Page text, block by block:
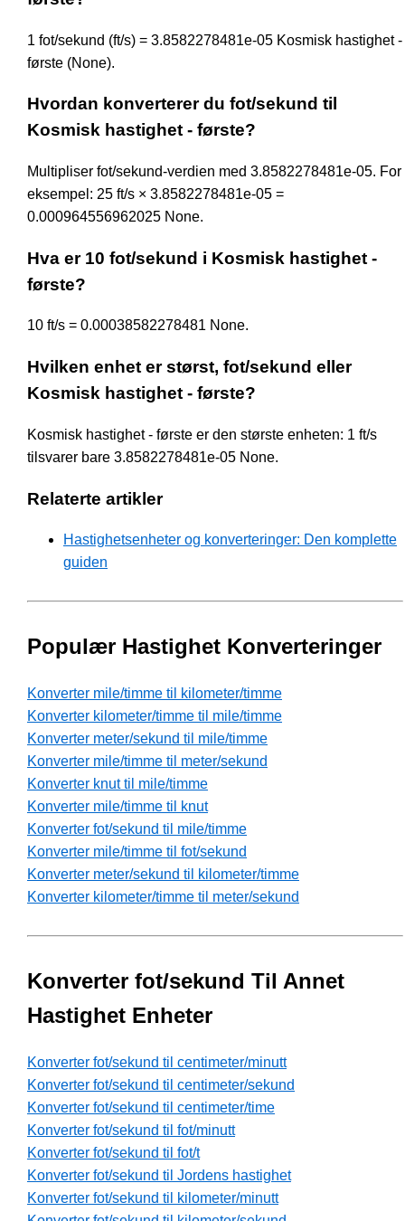
1 fot/sekund (ft/s) = 3.8582278481e-05 Kosmisk hastighet -
første (None).
Hvordan konverterer du fot/sekund til
Kosmisk hastighet - første?
Multipliser fot/sekund-verdien med 3.8582278481e-05. For
eksempel: 25 ft/s × 3.8582278481e-05 =
0.000964556962025 None.
Hva er 10 fot/sekund i Kosmisk hastighet -
første?
10 ft/s = 0.00038582278481 None.
Hvilken enhet er størst, fot/sekund eller
Kosmisk hastighet - første?
Kosmisk hastighet - første er den største enheten: 1 ft/s
tilsvarer bare 3.8582278481e-05 None.
Relaterte artikler
Hastighetsenheter og konverteringer: Den komplette
guiden
Populær Hastighet Konverteringer
Konverter mile/timme til kilometer/timme
Konverter kilometer/timme til mile/timme
Konverter meter/sekund til mile/timme
Konverter mile/timme til meter/sekund
Konverter knut til mile/timme
Konverter mile/timme til knut
Konverter fot/sekund til mile/timme
Konverter mile/timme til fot/sekund
Konverter meter/sekund til kilometer/timme
Konverter kilometer/timme til meter/sekund
Konverter fot/sekund Til Annet
Hastighet Enheter
Konverter fot/sekund til centimeter/minutt
Konverter fot/sekund til centimeter/sekund
Konverter fot/sekund til centimeter/time
Konverter fot/sekund til fot/minutt
Konverter fot/sekund til fot/t
Konverter fot/sekund til Jordens hastighet
Konverter fot/sekund til kilometer/minutt